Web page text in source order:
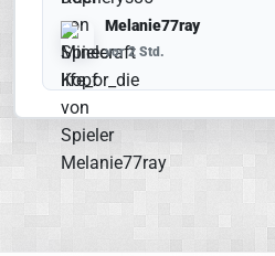
Melanie77ray
vor 2 Std.